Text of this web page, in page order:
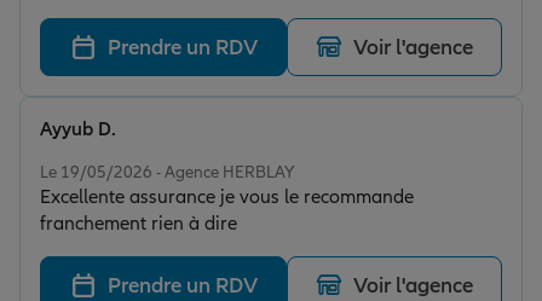
Prendre un RDV Voir l'agence
Le 19/05/2026 - Agence HERBLAY
Excellente assurance je vous le recommande
franchement rien à dire
Ayyub D.
Prendre un RDV Voir l'agence